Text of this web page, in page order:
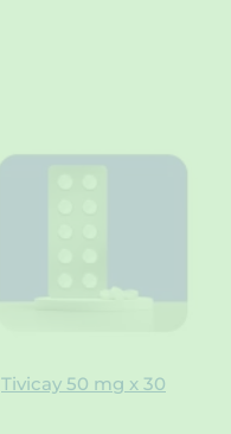
Tivicay 50 mg x 30